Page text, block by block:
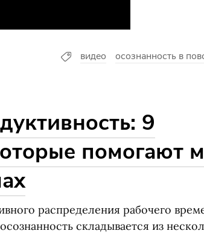
видео осознанность в
9
помогают
распределения рабочего
складывается из